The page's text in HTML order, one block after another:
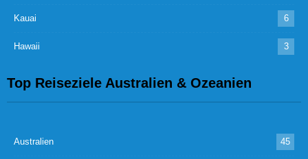
Kauai 6
Hawaii 3
Top Reiseziele Australien & Ozeanien
Australien 45